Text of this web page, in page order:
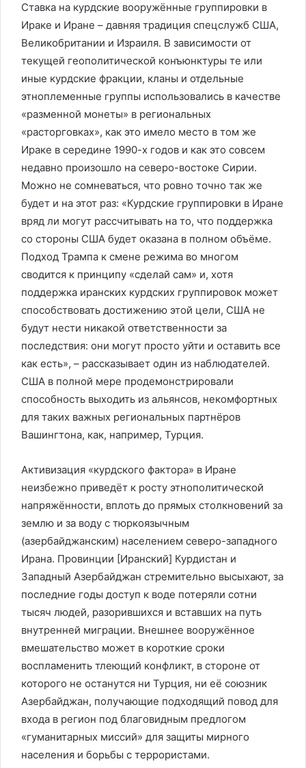
Ставка на курдские вооружённые группировки в
Ираке и Иране – давняя традиция спецслужб США,
Великобритании и Израиля. В зависимости от
текущей геополитической конъюнктуры те или
иные курдские фракции, кланы и отдельные
этноплеменные группы использовались в качестве
«разменной монеты» в региональных
«расторговках», как это имело место в том же
Ираке в середине 1990-х годов и как это совсем
недавно произошло на северо-востоке Сирии.
Можно не сомневаться, что ровно точно так же
будет и на этот раз: «Курдские группировки в Иране
вряд ли могут рассчитывать на то, что поддержка
со стороны США будет оказана в полном объёме.
Подход Трампа к смене режима во многом
сводится к принципу «сделай сам» и, хотя
поддержка иранских курдских группировок может
способствовать достижению этой цели, США не
будут нести никакой ответственности за
последствия: они могут просто уйти и оставить все
как есть», – рассказывает один из наблюдателей.
США в полной мере продемонстрировали
способность выходить из альянсов, некомфортных
для таких важных региональных партнёров
Вашингтона, как, например, Турция.
Активизация «курдского фактора» в Иране
неизбежно приведёт к росту этнополитической
напряжённости, вплоть до прямых столкновений за
землю и за воду с тюркоязычным
(азербайджанским) населением северо-западного
Ирана. Провинции [Иранский] Курдистан и
Западный Азербайджан стремительно высыхают, за
последние годы доступ к воде потеряли сотни
тысяч людей, разорившихся и вставших на путь
внутренней миграции. Внешнее вооружённое
вмешательство может в короткие сроки
воспламенить тлеющий конфликт, в стороне от
которого не останутся ни Турция, ни её союзник
Азербайджан, получающие подходящий повод для
входа в регион под благовидным предлогом
«гуманитарных миссий» для защиты мирного
населения и борьбы с террористами.